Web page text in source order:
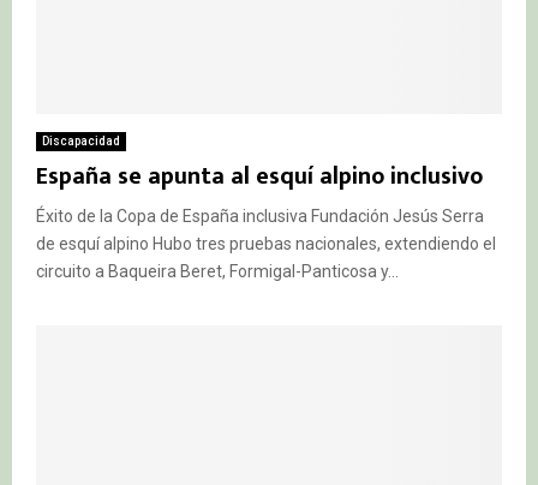
Discapacidad
España se apunta al esquí alpino inclusivo
Éxito de la Copa de España inclusiva Fundación Jesús Serra
de esquí alpino Hubo tres pruebas nacionales, extendiendo el
circuito a Baqueira Beret, Formigal-Panticosa y...